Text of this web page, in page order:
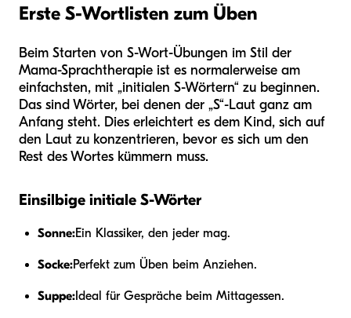
Erste S-Wortlisten zum Üben
Beim Starten von S-Wort-Übungen im Stil der
Mama-Sprachtherapie ist es normalerweise am
einfachsten, mit „initialen S-Wörtern“ zu beginnen.
Das sind Wörter, bei denen der „S“-Laut ganz am
Anfang steht. Dies erleichtert es dem Kind, sich auf
den Laut zu konzentrieren, bevor es sich um den
Rest des Wortes kümmern muss.
Einsilbige initiale S-Wörter
Sonne:Ein Klassiker, den jeder mag.
Socke:Perfekt zum Üben beim Anziehen.
Suppe: Ideal für Gespräche beim Mittagessen.